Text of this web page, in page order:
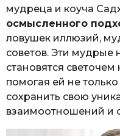
мудреца и коуча
осмысленного
ловушек иллюзий,
советов. Эти мудрые
становятся
помогая ей не
сохранить свою
взаимоотношений и